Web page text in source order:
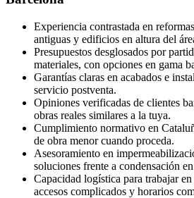
Experiencia contrastada en
antiguas y edificios en altura del
Presupuestos desglosados por
materiales, con opciones en gama
Garantías claras en acabados e
servicio postventa.
Opiniones verificadas de clientes
obras reales similares a la tuya.
Cumplimiento normativo en
de obra menor cuando proceda.
Asesoramiento en
soluciones frente a condensación
Capacidad logística para trabajar
accesos complicados y horarios